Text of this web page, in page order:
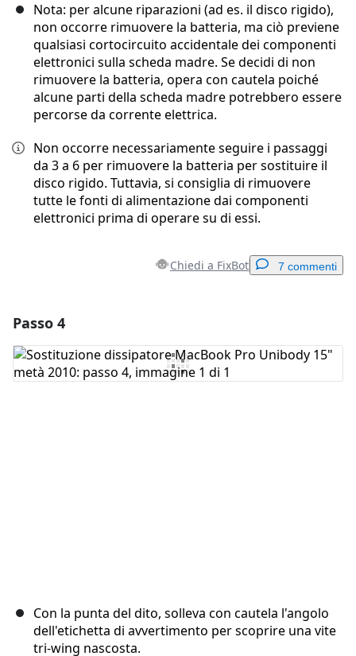
Nota: per alcune riparazioni (ad es. il disco rigido),
non occorre rimuovere la batteria, ma ciò previene
qualsiasi cortocircuito accidentale dei componenti
elettronici sulla scheda madre. Se decidi di non
rimuovere la batteria, opera con cautela poiché
alcune parti della scheda madre potrebbero essere
percorse da corrente elettrica.
Non occorre necessariamente seguire i passaggi
da 3 a 6 per rimuovere la batteria per sostituire il
disco rigido. Tuttavia, si consiglia di rimuovere
tutte le fonti di alimentazione dai componenti
elettronici prima di operare su di essi.
Chiedi a FixBot 7 commenti
Aggiungi Commento
Passo 4
Con la punta del dito, solleva con cautela l'angolo
dell'etichetta di avvertimento per scoprire una vite
tri-wing nascosta.